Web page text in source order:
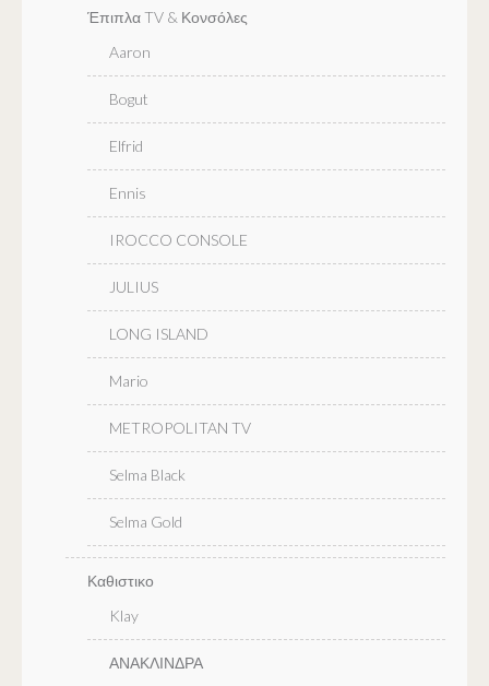
Έπιπλα TV & Κονσόλες
Aaron
Bogut
Elfrid
Ennis
IROCCO CONSOLE
JULIUS
LONG ISLAND
Mario
METROPOLITAN TV
Selma Black
Selma Gold
Καθιστικο
Klay
ΑΝΑΚΛΙΝΔΡΑ